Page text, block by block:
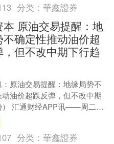
分类：華鑫證券
本 原油交易提醒：地
不确定性推动油价超
，但不改中期下行趋
：原油交易提醒：地缘局势不
油价超跌反弹，但不改中期
） 汇通财经APP讯——周二亚
原油小幅震荡，交投于58.00
，....
分类：華鑫證券